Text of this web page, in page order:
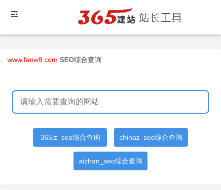
www.fanw8.com SEO综合查询
365jz_seo综合查询 chinaz_seo综合查询
aizhan_seo综合查询